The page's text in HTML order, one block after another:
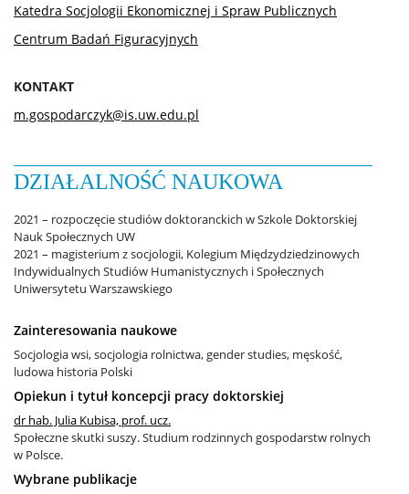
Strefa studencka
Aktualności studenckie
Rekrutacja
I stopień: socjologia
II stopień: socjologia cyfrowa
Katedra Socjologii Ekonomicznej i Spraw Publicznych
Centrum Badań Figuracyjnych
KONTAKT
m.gospodarczyk@is.uw.edu.pl
DZIAŁALNOŚĆ NAUKOWA
2021 – rozpoczęcie studiów doktoranckich w Szkole Doktorskiej
Nauk Społecznych UW
2021 – magisterium z socjologii, Kolegium Międzydziedzinowych
Indywidualnych Studiów Humanistycznych i Społecznych
Uniwersytetu Warszawskiego
Zainteresowania naukowe
Socjologia wsi, socjologia rolnictwa, gender studies, męskość,
ludowa historia Polski
Opiekun i tytuł koncepcji pracy doktorskiej
dr hab. Julia Kubisa, prof. ucz.
Społeczne skutki suszy. Studium rodzinnych gospodarstw rolnych
w Polsce.
Wybrane publikacje